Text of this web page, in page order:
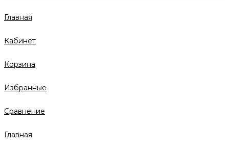
Главная
Кабинет
Корзина
Избранные
Сравнение
Главная